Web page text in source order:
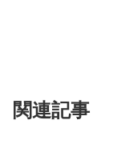
関連記事